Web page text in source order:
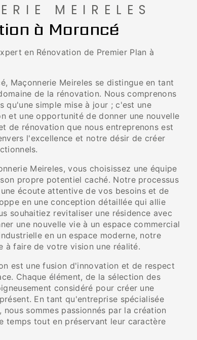
MEIRELES
à Morancé
en Rénovation de Premier Plan à
Maçonnerie Meireles se distingue en tant
de la rénovation. Nous comprenons
qu'une simple mise à jour ; c'est une
et une opportunité de donner une nouvelle
de rénovation que nous entreprenons est
l'excellence et notre désir de créer
Meireles, vous choisissez une équipe
propre potentiel caché. Notre processus
écoute attentive de vos besoins et de
en une conception détaillée qui allie
souhaitiez revitaliser une résidence avec
une nouvelle vie à un espace commercial
en un espace moderne, notre
à faire de votre vision une réalité.
est une fusion d'innovation et de respect
Chaque élément, de la sélection des
considéré pour créer une
En tant qu'entreprise spécialisée
sommes passionnés par la création
temps tout en préservant leur caractère